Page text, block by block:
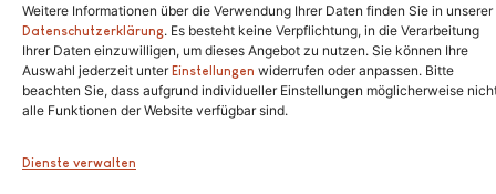
Weitere Informationen über die Verwendung Ihrer Daten finden Sie in unserer
Datenschutzerklärung. Es besteht keine Verpflichtung, in die Verarbeitung
Ihrer Daten einzuwilligen, um dieses Angebot zu nutzen. Sie können Ihre
Auswahl jederzeit unterEinstellungen widerrufen oder anpassen. Bitte
beachten Sie, dass aufgrund individueller Einstellungen möglicherweise
alle Funktionen der Website verfügbar sind.
Dienste verwalten
Copyright © 2024. Alle Rechte vorbehalten.